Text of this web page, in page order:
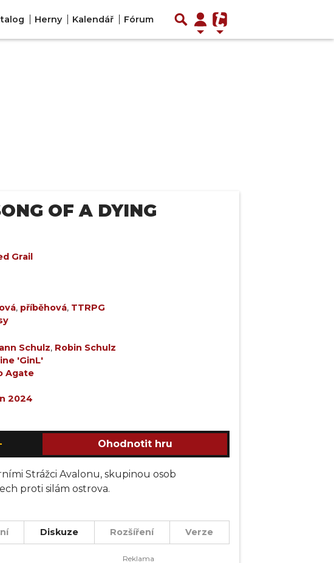
Herny Kalendář Fórum
OF A DYING
Grail
, příběhová, TTRPG
Schulz, Robin Schulz
'GinL'
Agate
2024
Ohodnotit hru
Strážci Avalonu, skupinou osob
proti silám ostrova.
Diskuze Rozšíření Verze